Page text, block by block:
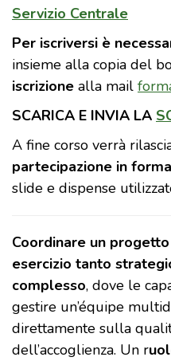
Servizio Centrale
Per iscriversi è
insieme alla copia del
iscrizione alla mail
SCARICA E INVIA LA
A fine corso verrà
partecipazione in
slide e dispense
Coordinare un
esercizio tanto
complesso, dove le
gestire un’équipe
direttamente sulla
dell’accoglienza. Un r